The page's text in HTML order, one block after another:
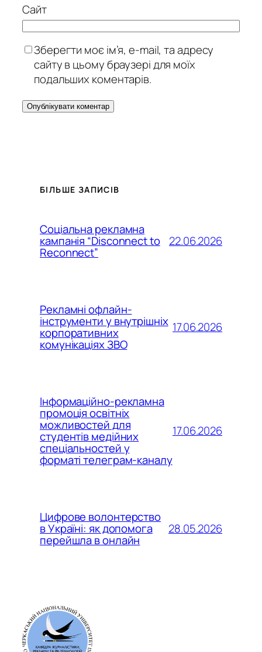
Сайт
Зберегти моє ім’я, e-mail, та адресу
сайту в цьому браузері для моїх
подальших коментарів.
БІЛЬШЕ ЗАПИСІВ
Соціальна рекламна
кампанія “Disconnect to
Reconnect”
22.06.2026
Рекламні офлайн-
інструменти у внутрішніх
корпоративних
комунікаціях ЗВО
17.06.2026
Інформаційно-рекламна
промоція освітніх
можливостей для
студентів медійних
спеціальностей у
форматі телеграм-каналу
17.06.2026
Цифрове волонтерство
в Україні: як допомога
перейшла в онлайн
28.05.2026